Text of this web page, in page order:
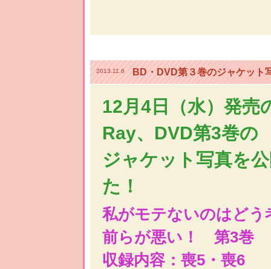
2013.11.6 BD・DVD第３巻のジャケット
12月4日（水）発売
Ray、DVD第3巻の
ジャケット写真を
た！
私がモテないのはどう
前らが悪い！ 第3巻
収録内容：喪5・喪6